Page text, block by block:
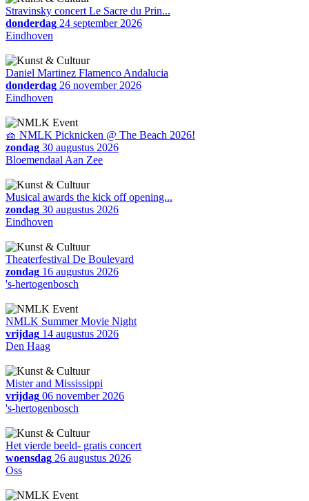
Stravinsky concert Le Sacre du Prin...
donderdag 24 september 2026
Eindhoven
Daniel Martinez Flamenco Andalucia
donderdag 26 november 2026
Eindhoven
🧺 NMLK Picknicken @ The Beach 2026!
zondag 30 augustus 2026
Bloemendaal Aan Zee
Musical awards the kick off opening...
zondag 30 augustus 2026
Eindhoven
Theaterfestival De Boulevard
zondag 16 augustus 2026
's-hertogenbosch
NMLK Summer Movie Night
vrijdag 14 augustus 2026
Den Haag
Mister and Mississippi
vrijdag 06 november 2026
's-hertogenbosch
Het vierde beeld- gratis concert
woensdag 26 augustus 2026
Oss